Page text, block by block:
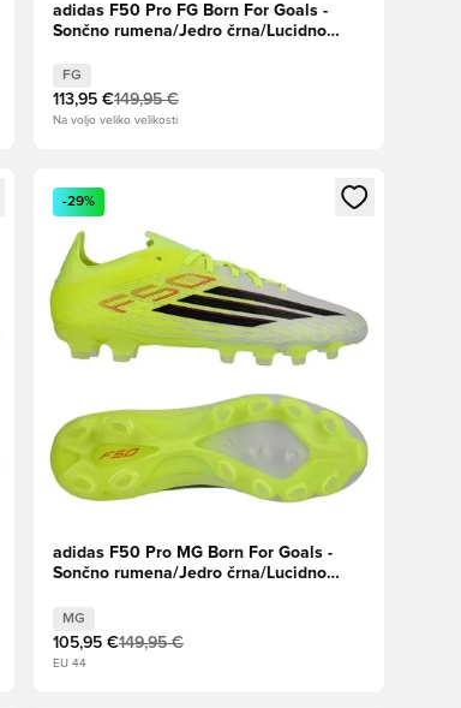
adidas F50 Pro FG Born For Goals -
Sončno rumena/Jedro črna/Lucidno
FG
113,95 €149,95 €
Na voljo veliko velikosti
Odpre Modal za prijavo ali vpis kot član
-29%
adidas F50 Pro MG Born For Goals -
Sončno rumena/Jedro črna/Lucidno
MG
105,95 €149,95 €
EU 44